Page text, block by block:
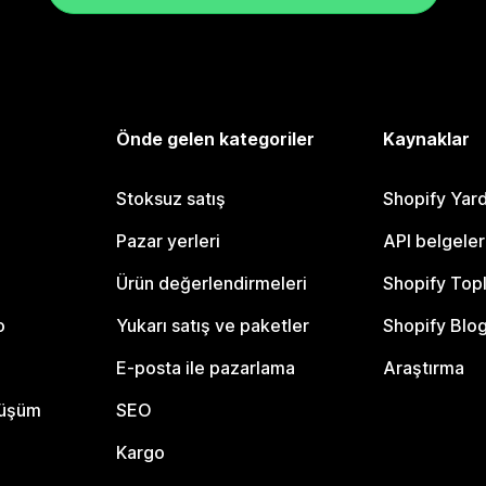
Önde gelen kategoriler
Stoksuz satış
Pazar yerleri
Ürün değerlendirmeleri
Yukarı satış ve paketler
E-posta ile pazarlama
SEO
Kargo
Kaynaklar
Shopify
API
Shopify
Shopify
Araştırma